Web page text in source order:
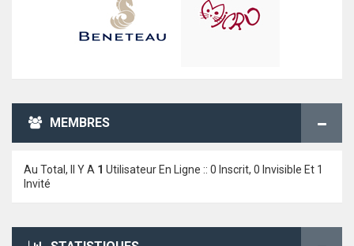
MEMBRES
Au Total, Il Y A 1 Utilisateur En Ligne :: 0 Inscrit, 0 Invisible Et 1
Invité